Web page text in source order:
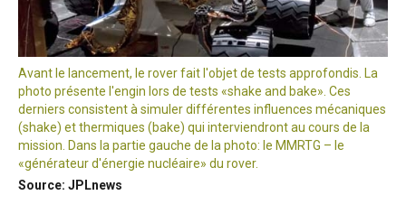
Avant le lancement, le rover fait l'objet de tests approfondis. La
photo présente l'engin lors de tests «shake and bake». Ces
derniers consistent à simuler différentes influences mécaniques
(shake) et thermiques (bake) qui interviendront au cours de la
mission. Dans la partie gauche de la photo: le MMRTG – le
«générateur d'énergie nucléaire» du rover.
Source: JPLnews